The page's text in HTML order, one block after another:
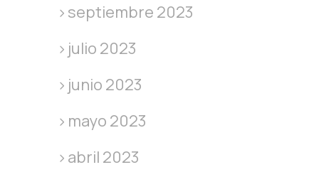
septiembre 2023
julio 2023
junio 2023
mayo 2023
abril 2023